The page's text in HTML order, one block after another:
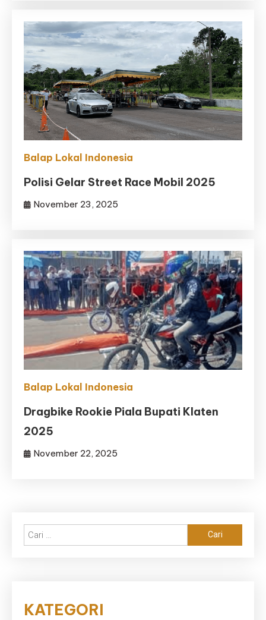
Balap Lokal Indonesia
Polisi Gelar Street Race Mobil 2025
November 23, 2025
Balap Lokal Indonesia
Dragbike Rookie Piala Bupati Klaten
2025
November 22, 2025
untuk:
KATEGORI